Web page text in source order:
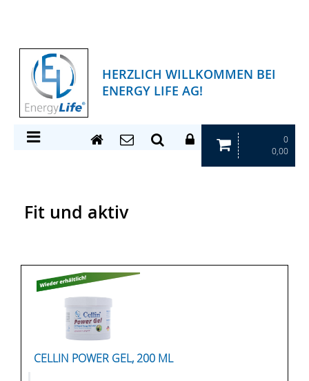
HERZLICH WILLKOMMEN BEI
ENERGY LIFE AG!
0
0,00
Fit und aktiv
CELLIN POWER GEL, 200 ML